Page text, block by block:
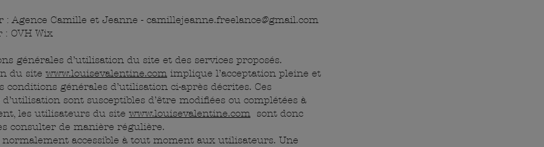
: Agence Camille et Jeanne - camillejeanne.freelance@gmail.com
: OVH Wix
générales d’utilisation du site et des services proposés.
du site www.louisevalentine.com implique l’acceptation pleine et
conditions générales d’utilisation ci-après décrites. Ces
sont susceptibles d’être modifiées ou complétées à
les utilisateurs du site www.louisevalentine.com sont donc
consulter de manière régulière.
normalement accessible à tout moment aux utilisateurs. Une